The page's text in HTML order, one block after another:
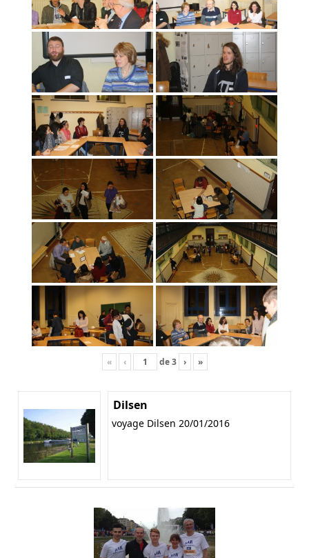
« ‹ de3 › »
Dilsen
voyage Dilsen 20/01/2016